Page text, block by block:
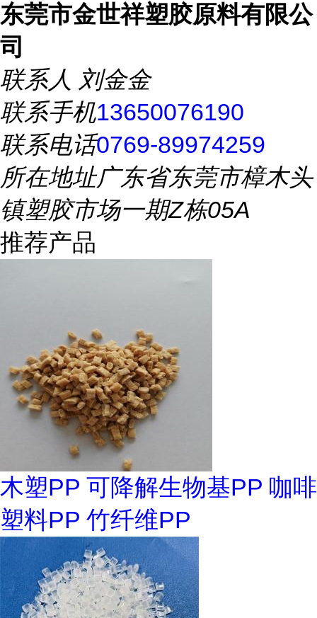
东莞市金世祥塑胶原料有限公
司
联系人 刘金金
联系手机13650076190
联系电话0769-89974259
所在地址广东省东莞市樟木头
镇塑胶市场一期Z栋05A
推荐产品
木塑PP 可降解生物基PP 咖啡
塑料PP 竹纤维PP